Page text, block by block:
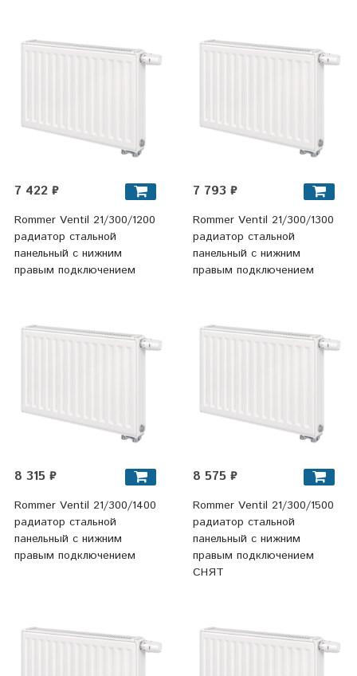
7 422 ₽
Rommer Ventil 21/300/1200
радиатор стальной
панельный с нижним
правым подключением
7 793 ₽
Rommer Ventil 21/300/1300
радиатор стальной
панельный с нижним
правым подключением
8 315 ₽
Rommer Ventil 21/300/1400
радиатор стальной
панельный с нижним
правым подключением
8 575 ₽
Rommer Ventil 21/300/1500
радиатор стальной
панельный с нижним
правым подключением
СНЯТ